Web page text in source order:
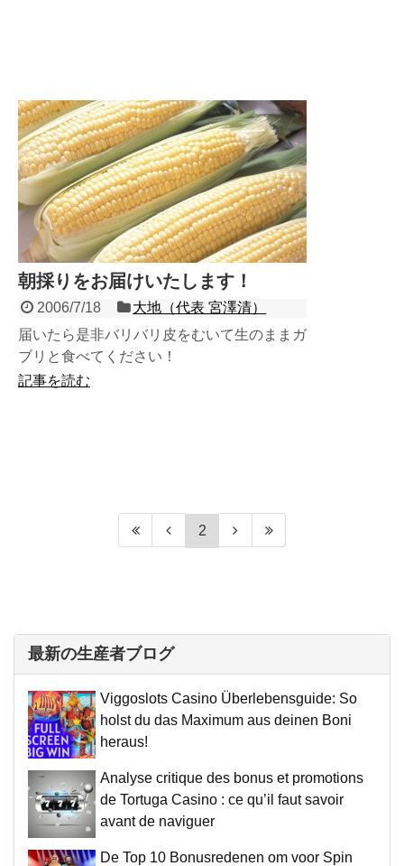
朝採りをお届けいたします！
2006/7/18
大地（代表 宮澤清）
届いたら是非バリバリ皮をむいて生のままガ
ブリと食べてください！
記事を読む
2
最新の生産者ブログ
Viggoslots Casino Überlebensguide: So
holst du das Maximum aus deinen Boni
heraus!
Analyse critique des bonus et promotions
de Tortuga Casino : ce qu’il faut savoir
avant de naviguer
De Top 10 Bonusredenen om voor Spin